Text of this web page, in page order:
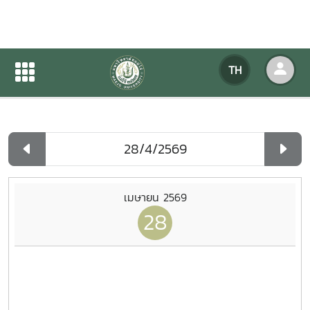
TH
ปฏิทินกิจกรรมของหน่วยงาน
ปฏิทินกิจกรรมของหน่วยงาน
เมษายน 2569
28